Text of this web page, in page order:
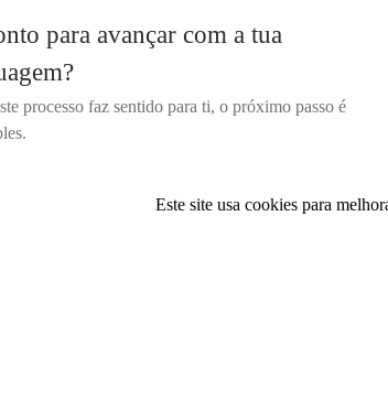
para avançar com a tua
processo faz sentido para ti, o próximo passo é
Este site usa cookies para